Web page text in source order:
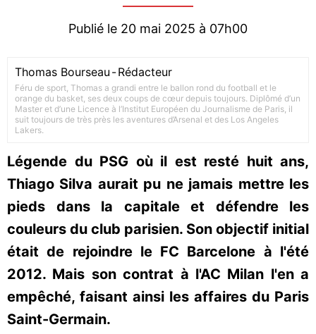
Publié le 20 mai 2025 à 07h00
Thomas Bourseau -Rédacteur
Féru de sport, Thomas a grandi entre le ballon rond du football et le
orange du basket, ses deux coups de cœur depuis toujours. Diplômé d’un
Master et d’une Licence à l’Institut Européen du Journalisme de Paris, il
suit toujours de très près les aventures d’Arsenal et des Los Angeles
Lakers.
Légende du PSG où il est resté huit ans,
Thiago Silva aurait pu ne jamais mettre les
pieds dans la capitale et défendre les
couleurs du club parisien. Son objectif initial
était de rejoindre le FC Barcelone à l'été
2012. Mais son contrat à l'AC Milan l'en a
empêché, faisant ainsi les affaires du Paris
Saint-Germain.